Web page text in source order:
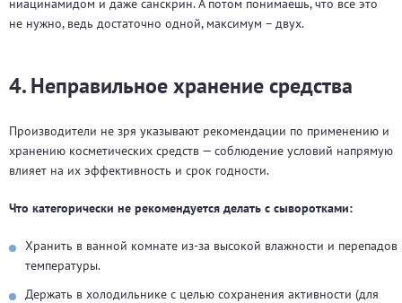
ниацинамидом и даже санскрин. А потом понимаешь, что все это
не нужно, ведь достаточно одной, максимум – двух.
4. Неправильное хранение средства
Производители не зря указывают рекомендации по применению и
хранению косметических средств — соблюдение условий напрямую
влияет на их эффективность и срок годности.
Что категорически не рекомендуется делать с сыворотками:
Хранить в ванной комнате из-за высокой влажности и перепадов
температуры.
Держать в холодильнике с целью сохранения активности (для